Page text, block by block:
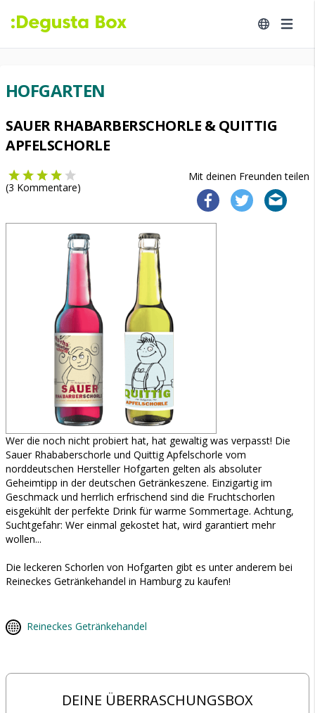
HOFGARTEN
SAUER RHABARBERSCHORLE & QUITTIG
APFELSCHORLE
Mit deinen Freunden teilen
(3 Kommentare)
Wer die noch nicht probiert hat, hat gewaltig was verpasst! Die
Sauer Rhababerschorle und Quittig Apfelschorle vom
norddeutschen Hersteller Hofgarten gelten als absoluter
Geheimtipp in der deutschen Getränkeszene. Einzigartig im
Geschmack und herrlich erfrischend sind die Fruchtschorlen
eisgekühlt der perfekte Drink für warme Sommertage. Achtung,
Suchtgefahr: Wer einmal gekostet hat, wird garantiert mehr
wollen...
Die leckeren Schorlen von Hofgarten gibt es unter anderem bei
Reineckes Getränkehandel in Hamburg zu kaufen!
Reineckes Getränkehandel
DEINE ÜBERRASCHUNGSBOX